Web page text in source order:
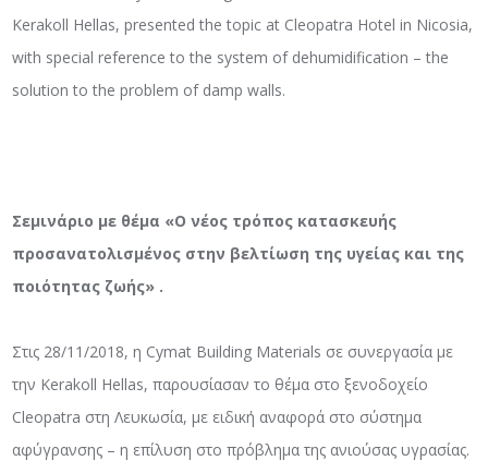
Kerakoll Hellas, presented the topic at Cleopatra Hotel in Nicosia,
with special reference to the system of dehumidification – the
solution to the problem of damp walls.
Σεμινάριο με θέμα «Ο νέος τρόπος κατασκευής
προσανατολισμένος στην βελτίωση της υγείας και της
ποιότητας ζωής» .
Στις 28/11/2018, η Cymat Building Materials σε συνεργασία με
την Kerakoll Hellas, παρουσίασαν το θέμα στο ξενοδοχείο
Cleopatra στη Λευκωσία, με ειδική αναφορά στο σύστημα
αφύγρανσης – η επίλυση στο πρόβλημα της ανιούσας υγρασίας.